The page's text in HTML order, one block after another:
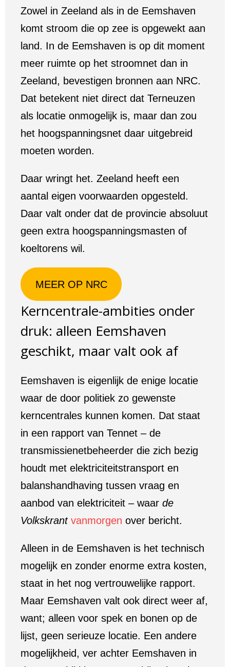
Zowel in Zeeland als in de Eemshaven
komt stroom die op zee is opgewekt aan
land. In de Eemshaven is op dit moment
meer ruimte op het stroomnet dan in
Zeeland, bevestigen bronnen aan NRC.
Dat betekent niet direct dat Terneuzen
als locatie onmogelijk is, maar dan zou
het hoogspanningsnet daar uitgebreid
moeten worden.
Daar wringt het. Zeeland heeft een
aantal eigen voorwaarden opgesteld.
Daar valt onder dat de provincie absoluut
geen extra hoogspanningsmasten of
koeltorens wil.
MEER OP NRC
Kerncentrale-ambities onder
druk: alleen Eemshaven
geschikt, maar valt ook af
Eemshaven is eigenlijk de enige locatie
waar de door politiek zo gewenste
kerncentrales kunnen komen. Dat staat
in een rapport van Tennet – de
transmissienetbeheerder die zich bezig
houdt met elektriciteitstransport en
balanshandhaving tussen vraag en
aanbod van elektriciteit – waar de
Volkskrant vanmorgen over bericht.
Alleen in de Eemshaven is het technisch
mogelijk en zonder enorme extra kosten,
staat in het nog vertrouwelijke rapport.
Maar Eemshaven valt ook direct weer af,
want; alleen voor spek en bonen op de
lijst, geen serieuze locatie. Een andere
mogelijkheid, ver achter Eemshaven in